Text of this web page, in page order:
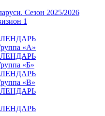
Сезон 2025/2026
1
«А»
«Б»
«В»